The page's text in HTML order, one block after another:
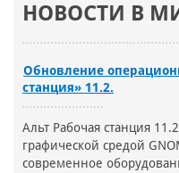
НОВОСТИ В
Обновление
станция» 11.2.
Альт Рабочая станция
графической средой
современное